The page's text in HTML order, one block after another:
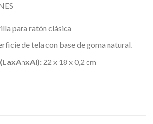
para ratón clásica
de tela con base de goma natural.
22 x 18 x 0,2 cm